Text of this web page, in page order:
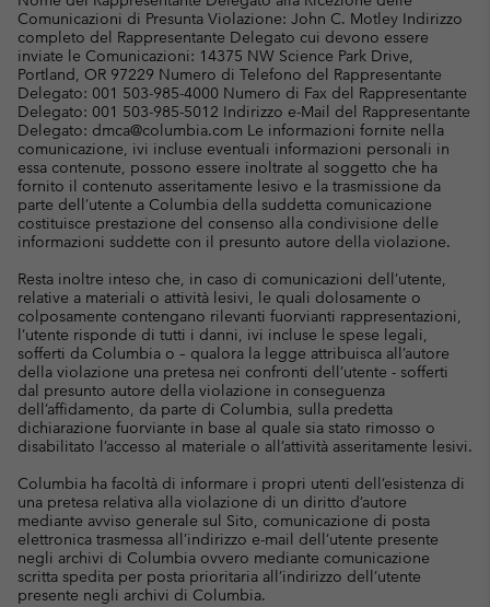
Comunicazioni di Presunta Violazione: John C. Motley Indirizzo
completo del Rappresentante Delegato cui devono essere
inviate le Comunicazioni: 14375 NW Science Park Drive,
Portland, OR 97229 Numero di Telefono del Rappresentante
Delegato: 001 503-985-4000 Numero di Fax del Rappresentante
Delegato: 001 503-985-5012 Indirizzo e-Mail del Rappresentante
Delegato: dmca@columbia.com Le informazioni fornite nella
comunicazione, ivi incluse eventuali informazioni personali in
essa contenute, possono essere inoltrate al soggetto che ha
fornito il contenuto asseritamente lesivo e la trasmissione da
parte dell’utente a Columbia della suddetta comunicazione
costituisce prestazione del consenso alla condivisione delle
informazioni suddette con il presunto autore della violazione.
Resta inoltre inteso che, in caso di comunicazioni dell’utente,
relative a materiali o attività lesivi, le quali dolosamente o
colposamente contengano rilevanti fuorvianti rappresentazioni,
l’utente risponde di tutti i danni, ivi incluse le spese legali,
sofferti da Columbia o – qualora la legge attribuisca all’autore
della violazione una pretesa nei confronti dell’utente - sofferti
dal presunto autore della violazione in conseguenza
dell’affidamento, da parte di Columbia, sulla predetta
dichiarazione fuorviante in base al quale sia stato rimosso o
disabilitato l’accesso al materiale o all’attività asseritamente lesivi.
Columbia ha facoltà di informare i propri utenti dell’esistenza di
una pretesa relativa alla violazione di un diritto d’autore
mediante avviso generale sul Sito, comunicazione di posta
elettronica trasmessa all’indirizzo e-mail dell’utente presente
negli archivi di Columbia ovvero mediante comunicazione
scritta spedita per posta prioritaria all’indirizzo dell’utente
presente negli archivi di Columbia.